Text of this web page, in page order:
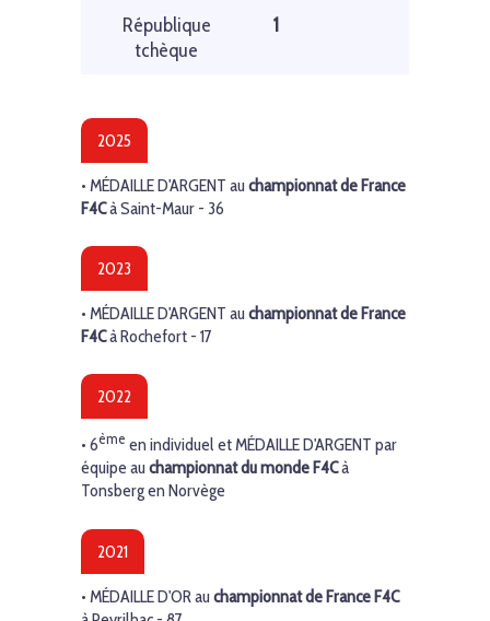
République
tchèque
1
2025
• MÉDAILLE D'ARGENT au championnat de France
F4Cà Saint-Maur - 36
2023
• MÉDAILLE D'ARGENT au championnat de France
F4Cà Rochefort - 17
2022
• 6ème en individuel etMÉDAILLE D'ARGENT par
équipe au championnat du monde F4Cà
Tonsberg en Norvège
2021
• MÉDAILLE D'OR au championnat de France F4C